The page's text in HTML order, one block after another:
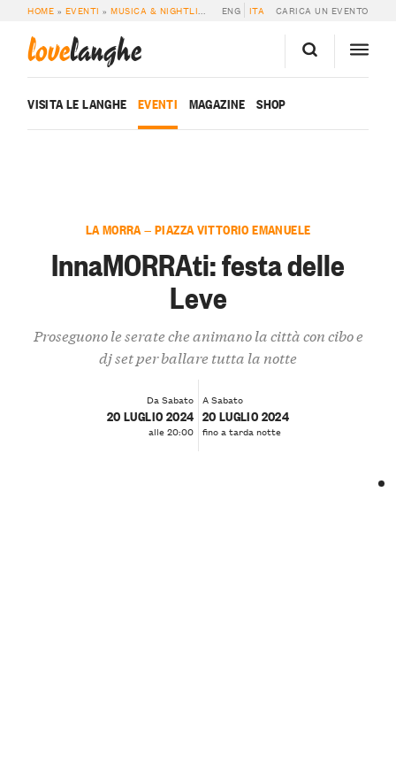
HOME » EVENTI »MUSICA & NIGHTLIFE INNAMORRATI: FESTA DELLE LEVE
ENG ITA CARICA UN EVENTO
lovelanghe
VISITA LE LANGHE EVENTI MAGAZINE SHOP
LA MORRA — PIAZZA VITTORIO EMANUELE
InnaMORRAti: festa delle
Leve
Proseguono le serate che animano la città con cibo e
dj set per ballare tutta la notte
Da Sabato
20 LUGLIO 2024
alle 20:00
A Sabato
20 LUGLIO 2024
fino a tarda notte